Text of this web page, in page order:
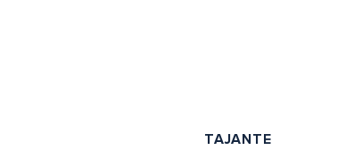
TAJANTE